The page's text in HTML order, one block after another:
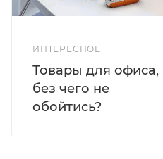
ИНТЕРЕСНОЕ
Товары для офиса,
без чего не
обойтись?